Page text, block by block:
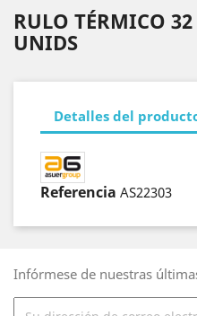
RULO TÉRMICO
UNIDS
Detalles del
Referencia AS22303
Infórmese de nuestras